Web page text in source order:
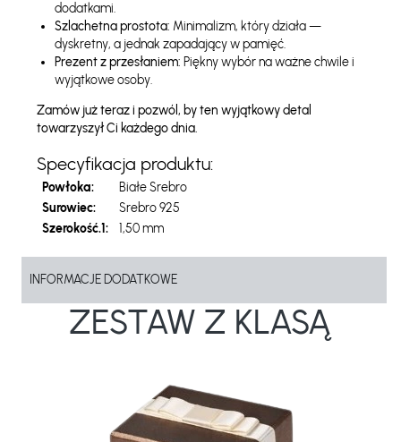
dodatkami.
Szlachetna prostota: Minimalizm, który działa —
dyskretny, a jednak zapadający w pamięć.
Prezent z przesłaniem: Piękny wybór na ważne chwile i
wyjątkowe osoby.
Zamów już teraz i pozwól, by ten wyjątkowy detal
towarzyszył Ci każdego dnia.
Specyfikacja produktu:
Powłoka:
Białe Srebro
Surowiec:
Srebro 925
Szerokość.1:
1,50 mm
INFORMACJE DODATKOWE
ZESTAW Z KLASĄ